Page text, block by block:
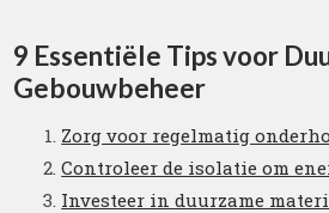
9 Essentiële Tips voor
Gebouwbeheer
Zorg voor regelmatig
Controleer de isolatie om
Investeer in duurzame